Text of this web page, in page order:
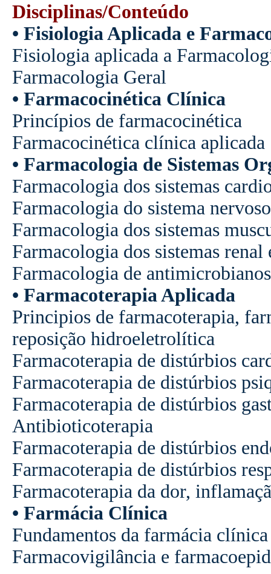
Disciplinas/Conteúdo
• Fisiologia Aplicada e
Fisiologia aplicada a
Farmacologia Geral
• Farmacocinética Clínica
Princípios de farmacocinética
Farmacocinética clínica aplicada
• Farmacologia de Sistemas
Farmacologia dos sistemas
Farmacologia do sistema nervoso
Farmacologia dos sistemas
Farmacologia dos sistemas renal
Farmacologia de antimicrobianos
• Farmacoterapia Aplicada
Principios de farmacoterapia,
reposição hidroeletrolítica
Farmacoterapia de distúrbios
Farmacoterapia de distúrbios
Farmacoterapia de distúrbios
Antibioticoterapia
Farmacoterapia de distúrbios
Farmacoterapia de distúrbios
Farmacoterapia da dor,
• Farmácia Clínica
Fundamentos da farmácia clínica
Farmacovigilância e